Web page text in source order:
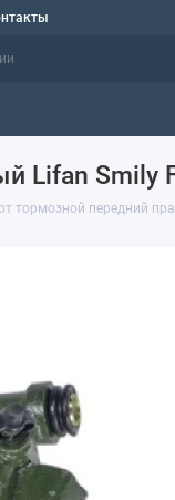
Lifan Smily
тормозной передний